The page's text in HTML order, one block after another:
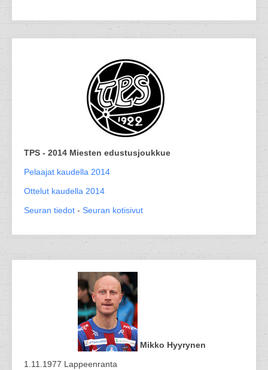
TPS - 2014 Miesten edustusjoukkue
Pelaajat kaudella 2014
Ottelut kaudella 2014
Seuran tiedot - Seuran kotisivut
Mikko Hyyrynen
1.11.1977 Lappeenranta